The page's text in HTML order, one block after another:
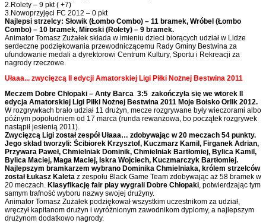
2.Rolety – 9 pkt ( +7)
3.Nowoprzyjęci FC 2012 – 0 pkt
Najlepsi strzelcy: Słowik (Łombo Combo) – 11 bramek, Wróbel (Łombo
Combo) – 10 bramek, Miroski (Rolety) – 9 bramek.
Animator Tomasz Zużałek składa w imieniu dzieci biorących udział w Lidze
serdeczne podziękowania przewodniczącemu Rady Gminy Bestwina za
ufundowanie medali a dyrektorowi Centrum Kultury, Sportu i Rekreacji za
nagrody rzeczowe.
Ułaaa... zwycięzcą II edycji Amatorskiej Ligi Piłki Nożnej Bestwina 2011
Meczem Dobre Chłopaki – Anty Barca 3:5 zakończyła się we wtorek II
edycja Amatorskiej Ligi Piłki Nożnej Bestwina 2011 Moje Boisko Orlik 2012.
W rozgrywkach brało udział 11 drużyn, mecze rozgrywane były wieczorami albo
późnym popołudniem od 17 marca (runda rewanżowa, bo początek rozgrywek
nastąpił jesienią 2011).
Zwycięzcą Ligi został zespół Ułaaa… zdobywając w 20 meczach 54 punkty.
Jego skład tworzyli: Ścibiorek Krzysztof, Kuczmarz Kamil, Firganek Adrian,
Przywara Paweł, Chmielniak Dominik, Chmielniak Bartłomiej, Bylica Kamil,
Bylica Maciej, Maga Maciej, Iskra Wojciech, Kuczmarczyk Bartłomiej.
Najlepszym bramkarzem wybrano Dominika Chmielniaka, królem strzelców
został Łukasz Kaleta z zespołu Black Game Team zdobywając aż 58 bramek w
20 meczach. Klasyfikację fair play wygrali Dobre Chłopaki, potwierdzając tym
samym trafność wyboru nazwy swojej drużyny.
Animator Tomasz Zużałek podziękował wszystkim uczestnikom za udział,
wręczył kapitanom drużyn i wyróżnionym zawodnikom dyplomy, a najlepszym
drużynom dodatkowo nagrody.